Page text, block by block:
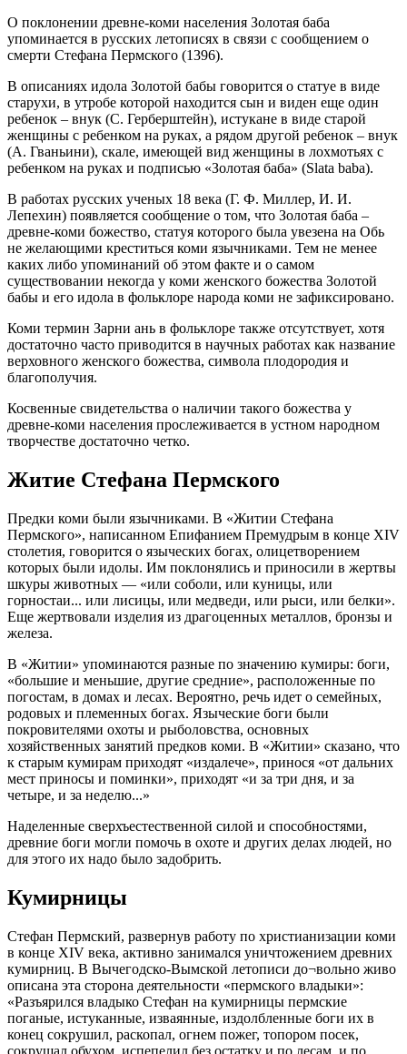
О поклонении древне-коми населения Золотая баба
упоминается в русских летописях в связи с сообщением о
смерти Стефана Пермского (1396).
В описаниях идола Золотой бабы говорится о статуе в виде
старухи, в утробе которой находится сын и виден еще один
ребенок – внук (С. Герберштейн), истукане в виде старой
женщины с ребенком на руках, а рядом другой ребенок – внук
(А. Гваньини), скале, имеющей вид женщины в лохмотьях с
ребенком на руках и подписью «Золотая баба» (Slata baba).
В работах русских ученых 18 века (Г. Ф. Миллер, И. И.
Лепехин) появляется сообщение о том, что Золотая баба –
древне-коми божество, статуя которого была увезена на Обь
не желающими креститься коми язычниками. Тем не менее
каких либо упоминаний об этом факте и о самом
существовании некогда у коми женского божества Золотой
бабы и его идола в фольклоре народа коми не зафиксировано.
Коми термин Зарни ань в фольклоре также отсутствует, хотя
достаточно часто приводится в научных работах как название
верховного женского божества, символа плодородия и
благополучия.
Косвенные свидетельства о наличии такого божества у
древне-коми населения прослеживается в устном народном
творчестве достаточно четко.
Житие Стефана Пермского
Предки коми были язычниками. В «Житии Стефана
Пермского», написанном Епифанием Премудрым в конце XIV
столетия, говорится о языческих богах, олицетворением
которых были идолы. Им поклонялись и приносили в жертвы
шкуры животных — «или соболи, или куницы, или
горностаи... или лисицы, или медведи, или рыси, или белки».
Еще жертвовали изделия из драгоценных металлов, бронзы и
железа.
В «Житии» упоминаются разные по значению кумиры: боги,
«большие и меньшие, другие средние», расположенные по
погостам, в домах и лесах. Вероятно, речь идет о семейных,
родовых и племенных богах. Языческие боги были
покровителями охоты и рыболовства, основных
хозяйственных занятий предков коми. В «Житии» сказано, что
к старым кумирам приходят «издалече», принося «от дальних
мест приносы и поминки», приходят «и за три дня, и за
четыре, и за неделю...»
Наделенные сверхъестественной силой и способностями,
древние боги могли помочь в охоте и других делах людей, но
для этого их надо было задобрить.
Кумирницы
Стефан Пермский, развернув работу по христианизации коми
в конце XIV века, активно занимался уничтожением древних
кумирниц. В Вычегодско-Вымской летописи до¬вольно живо
описана эта сторона деятельности «пермского владыки»:
«Разъярился владыко Стефан на кумирницы пермские
поганые, истуканные, изваянные, издолбленные боги их в
конец сокрушил, раскопал, огнем пожег, топором посек,
сокрушал обухом, испепелил без остатку и по лесам, и по